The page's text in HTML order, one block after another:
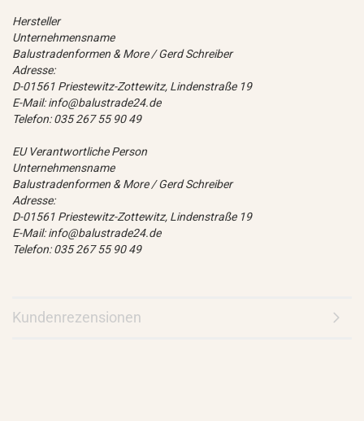
Hersteller
Unternehmensname
Balustradenformen & More / Gerd Schreiber
Adresse:
D-01561 Priestewitz-Zottewitz, Lindenstraße 19
E-Mail: info@balustrade24.de
Telefon: 035 267 55 90 49
EU Verantwortliche Person
Unternehmensname
Balustradenformen & More / Gerd Schreiber
Adresse:
D-01561 Priestewitz-Zottewitz, Lindenstraße 19
E-Mail: info@balustrade24.de
Telefon: 035 267 55 90 49
Kundenrezensionen